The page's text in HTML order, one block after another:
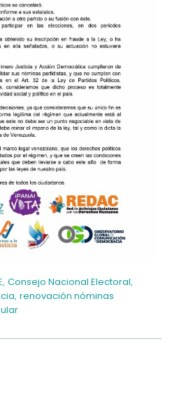
, Consejo Nacional Electoral,
, renovación nóminas